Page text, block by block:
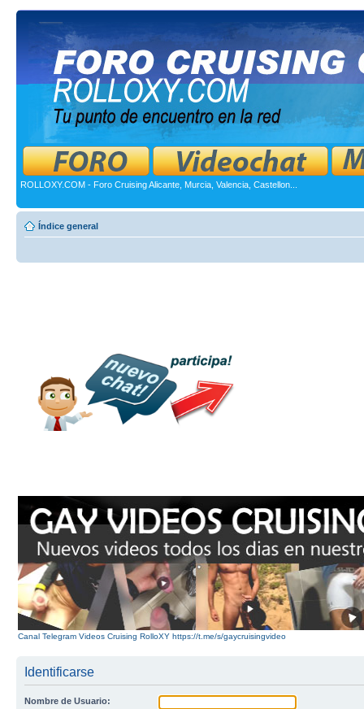
ROLLOXY.COM - Foro Cruising Alicante, Murcia, Valencia, Castellon...
Índice general
Canal Telegram Videos Cruising RolloXY https://t.me/s/gaycruisingvideo
Identificarse
Nombre de Usuario: